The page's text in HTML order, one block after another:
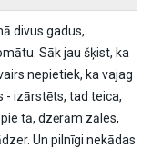
divus gadus,
Sāk jau šķist, ka
nepietiek, ka vajag
- izārstēts, tad teica,
tā, dzērām zāles,
Un pilnīgi nekādas